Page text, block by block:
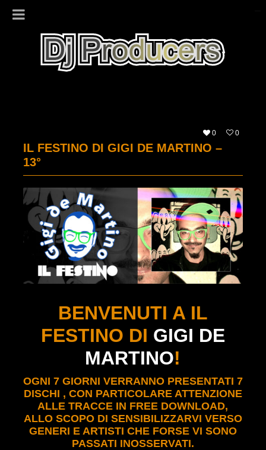
0 0
IL FESTINO DI GIGI DE MARTINO –
13°
BENVENUTI A IL
FESTINO DI GIGI DE
MARTINO!
OGNI 7 GIORNI VERRANNO PRESENTATI 7
DISCHI , CON PARTICOLARE ATTENZIONE
ALLE TRACCE IN FREE DOWNLOAD,
ALLO SCOPO DI SENSIBILIZZARVI VERSO
GENERI E ARTISTI CHE FORSE VI SONO
PASSATI INOSSERVATI.